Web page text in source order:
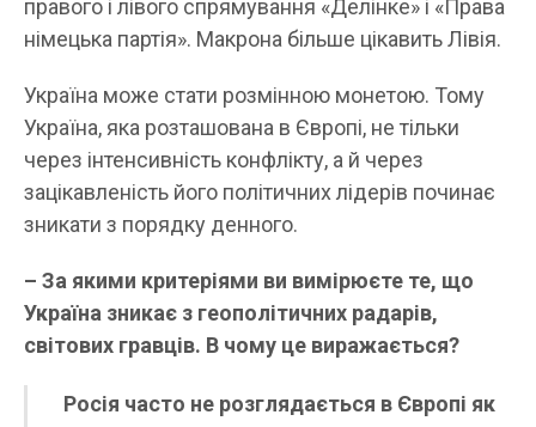
правого і лівого спрямування «Делінке» і «Права
німецька партія». Макрона більше цікавить Лівія.
Україна може стати розмінною монетою. Тому
Україна, яка розташована в Європі, не тільки
через інтенсивність конфлікту, а й через
зацікавленість його політичних лідерів починає
зникати з порядку денного.
– За якими критеріями ви вимірюєте те, що
Україна зникає з геополітичних радарів,
світових гравців. В чому це виражається?
Росія часто не розглядається в Європі як